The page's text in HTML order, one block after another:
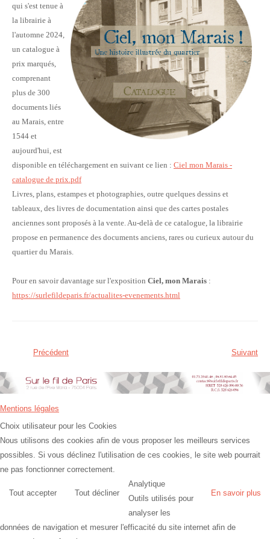
qui s'est tenue à
la librairie à
l'automne 2024,
un catalogue à
prix marqués,
comprenant
plus de 300
documents liés
au Marais, entre
1544 et
aujourd'hui, est
disponible en téléchargement en suivant ce lien : Ciel mon Marais -
catalogue de prix.pdf
Livres, plans, estampes et photographies, outre quelques dessins et
tableaux, des livres de documentation ainsi que des cartes postales
anciennes sont proposés à la vente. Au-delà de ce catalogue, la librairie
propose en permanence des documents anciens, rares ou curieux autour du
quartier du Marais.
Pour en savoir davantage sur l'exposition Ciel, mon Marais :
https://surlefildeparis.fr/actualites-evenements.html
Précédent Suivant
Mentions légales
Choix utilisateur pour les Cookies
Nous utilisons des cookies afin de vous proposer les meilleurs services
possibles. Si vous déclinez l'utilisation de ces cookies, le site web pourrait
ne pas fonctionner correctement.
Tout accepter Tout décliner En savoir plus
Analytique
Outils utilisés pour
analyser les
données de navigation et mesurer l'efficacité du site internet afin de